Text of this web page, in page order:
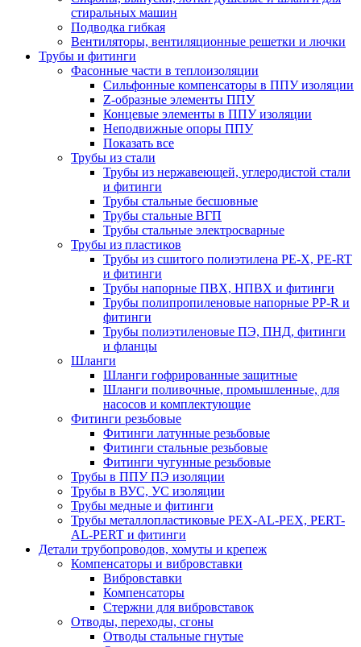
стиральных машин
Подводка гибкая
Вентиляторы, вентиляционные решетки и лючки
Трубы и фитинги
Фасонные части в теплоизоляции
Cильфонные компенсаторы в ППУ изоляции
Z-образные элементы ППУ
Концевые элементы в ППУ изоляции
Неподвижные опоры ППУ
Показать все
Трубы из стали
Трубы из нержавеющей, углеродистой стали
и фитинги
Трубы стальные бесшовные
Трубы стальные ВГП
Трубы стальные электросварные
Трубы из пластиков
Трубы из сшитого полиэтилена PE-X, PE-RT
и фитинги
Трубы напорные ПВХ, НПВХ и фитинги
Трубы полипропиленовые напорные PP-R и
фитинги
Трубы полиэтиленовые ПЭ, ПНД, фитинги
и фланцы
Шланги
Шланги гофрированные защитные
Шланги поливочные, промышленные, для
насосов и комплектующие
Фитинги резьбовые
Фитинги латунные резьбовые
Фитинги стальные резьбовые
Фитинги чугунные резьбовые
Трубы в ППУ ПЭ изоляции
Трубы в ВУС, УС изоляции
Трубы медные и фитинги
Трубы металлопластиковые PEX-AL-PEX, PERT-
AL-PERT и фитинги
Детали трубопроводов, хомуты и крепеж
Компенсаторы и вибровставки
Вибровставки
Компенсаторы
Стержни для вибровставок
Отводы, переходы, сгоны
Отводы стальные гнутые